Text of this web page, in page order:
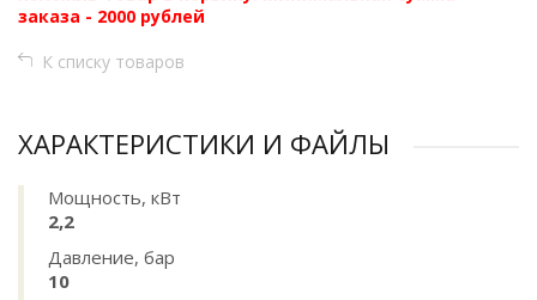
заказа - 2000 рублей
К списку товаров
ХАРАКТЕРИСТИКИ И ФАЙЛЫ
Мощность, кВт
2,2
Давление, бар
10